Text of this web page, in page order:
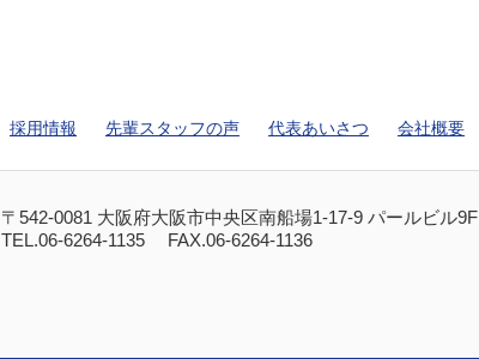
採用情報 先輩スタッフの声 代表あいさつ 会社概要
〒542-0081 大阪府大阪市中央区南船場1-17-9 パールビル9F
TEL.06-6264-1135 FAX.06-6264-1136